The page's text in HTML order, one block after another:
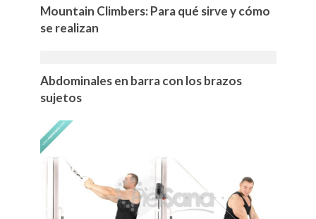
Mountain Climbers: Para qué sirve y cómo
se realizan
Abdominales en barra con los brazos
sujetos